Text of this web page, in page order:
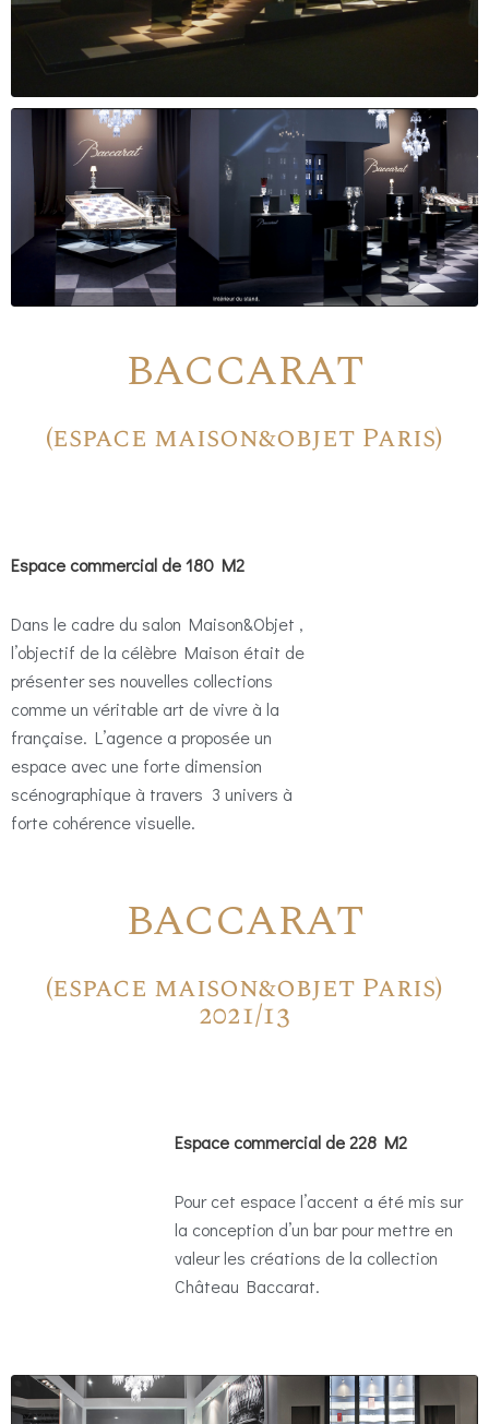
BACCARAT
(espace maison&objet Paris)
Espace commercial de 180 M2
Dans le cadre du salon Maison&Objet ,
l’objectif de la célèbre Maison était de
présenter ses nouvelles collections
comme un véritable art de vivre à la
française. L’agence a proposée un
espace avec une forte dimension
scénographique à travers 3 univers à
forte cohérence visuelle.
BACCARAT
(espace maison&objet Paris)
2021/13
Espace commercial de 228 M2
Pour cet espace l’accent a été mis sur
la conception d’un bar pour mettre en
valeur les créations de la collection
Château Baccarat.